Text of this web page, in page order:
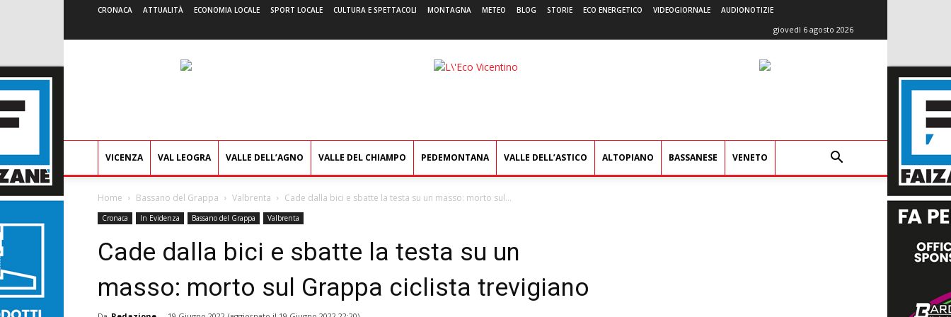
CRONACA ATTUALITÀ ECONOMIA LOCALE SPORT LOCALE CULTURA E SPETTACOLI MONTAGNA METEO BLOG STORIE ECO ENERGETICO VIDEOGIORNALE AUDIONOTIZIE
giovedì 6 agosto 2026
L'Eco
VICENZA VAL LEOGRA VALLE DELL’AGNO VALLE DEL CHIAMPO PEDEMONTANA VALLE DELL’ASTICO ALTOPIANO BASSANESE VENETO
Home Bassano del Grappa Valbrenta Cade dalla bici e sbatte la testa su un masso: morto sul...
Cronaca In Evidenza Bassano del Grappa Valbrenta
Cade dalla bici e sbatte la testa su un
masso: morto sul Grappa ciclista trevigiano